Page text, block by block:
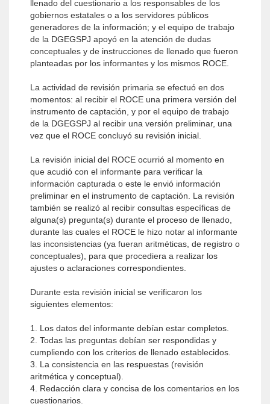
llenado del cuestionario a los responsables de los
gobiernos estatales o a los servidores públicos
generadores de la información; y el equipo de trabajo
de la DGEGSPJ apoyó en la atención de dudas
conceptuales y de instrucciones de llenado que fueron
planteadas por los informantes y los mismos ROCE.
La actividad de revisión primaria se efectuó en dos
momentos: al recibir el ROCE una primera versión del
instrumento de captación, y por el equipo de trabajo
de la DGEGSPJ al recibir una versión preliminar, una
vez que el ROCE concluyó su revisión inicial.
La revisión inicial del ROCE ocurrió al momento en
que acudió con el informante para verificar la
información capturada o este le envió información
preliminar en el instrumento de captación. La revisión
también se realizó al recibir consultas específicas de
alguna(s) pregunta(s) durante el proceso de llenado,
durante las cuales el ROCE le hizo notar al informante
las inconsistencias (ya fueran aritméticas, de registro o
conceptuales), para que procediera a realizar los
ajustes o aclaraciones correspondientes.
Durante esta revisión inicial se verificaron los
siguientes elementos:
1. Los datos del informante debían estar completos.
2. Todas las preguntas debían ser respondidas y
cumpliendo con los criterios de llenado establecidos.
3. La consistencia en las respuestas (revisión
aritmética y conceptual).
4. Redacción clara y concisa de los comentarios en los
cuestionarios.